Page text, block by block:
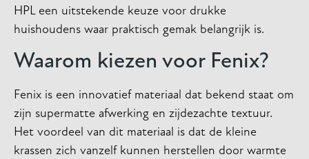
HPL een uitstekende keuze voor drukke
huishoudens waar praktisch gemak belangrijk is.
Waarom kiezen voor Fenix?
Fenix is een innovatief materiaal dat bekend staat om
zijn supermatte afwerking en zijdezachte textuur.
Het voordeel van dit materiaal is dat de kleine
krassen zich vanzelf kunnen herstellen door warmte